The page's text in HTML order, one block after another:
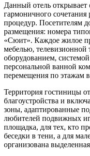
Данный отель
гармоничного
процедур. Посетителям
размещения: номера
«Сюит». Каждое жилое
мебелью,
оборудованием,
персональной ванной
перемещения по этажам
Территория гостиницы
благоустройства и
зоны, адаптированные
любителей подвижных
площадка, для тех, кто
беседки в тени, а для
организована